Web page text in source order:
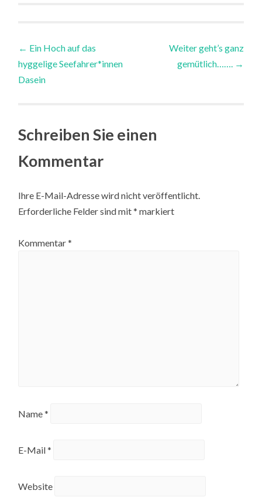
Post
navigation
← Ein Hoch auf das
hyggelige Seefahrer*innen
Dasein
Weiter geht’s ganz
gemütlich…….
→
Schreiben Sie einen
Kommentar
Ihre E-Mail-Adresse wird nicht veröffentlicht.
Erforderliche Felder sind mit* markiert
Kommentar*
Name*
E-Mail*
Website